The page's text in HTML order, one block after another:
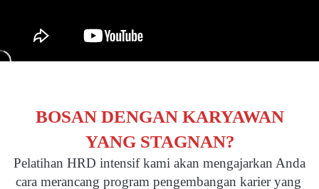
BOSAN DENGAN KARYAWAN
YANG STAGNAN?
Pelatihan HRD intensif kami akan mengajarkan Anda
cara merancang program pengembangan karier yang